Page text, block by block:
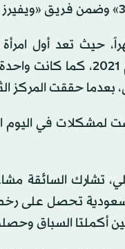
حيث تعد أول
للسيارات، فئة تي 3
المركز الثامن في فئة تي 3 في
لمشكلات في اليوم
تشارك السائقة
أكملتا السباق